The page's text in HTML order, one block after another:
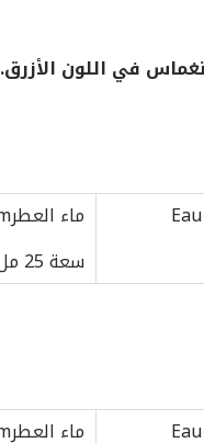
في اللون الأزرق.
ماء العطرEau de Parfum
سعة 25 مل
ماء العطرEau de Parfum